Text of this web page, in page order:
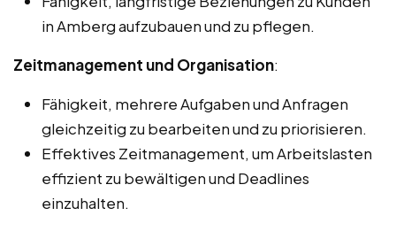
in Amberg aufzubauen und zu pflegen.
Zeitmanagement und Organisation:
Fähigkeit, mehrere Aufgaben und Anfragen
gleichzeitig zu bearbeiten und zu priorisieren.
Effektives Zeitmanagement, um Arbeitslasten
effizient zu bewältigen und Deadlines
einzuhalten.